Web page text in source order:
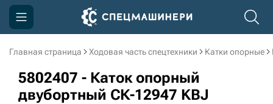
Главная страница Ходовая часть спецтехники Катки опорные
5802407 - Каток опорный
двубортный СК-12947 KBJ
Компания
Акции